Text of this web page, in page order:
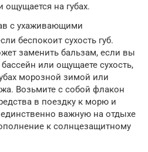
ощущается на губах.
с ухаживающими
беспокоит сухость губ.
заменить бальзам, если вы
или ощущаете сухость,
морозной зимой или
Возьмите с собой флакон
в поездку к морю и
единственно важную на отдыхе
к солнцезащитному